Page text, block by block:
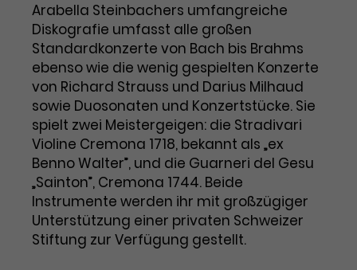
Name _gid
Anbieter Google Analytics
Laufzeit 1 Tag
Zweck
Dieses Cookie wird von Google
Analytics installiert. Das Cookie
wird verwendet, um Informationen
darüber zu speichern, wie
Besucher*innen eine Website
nutzen, und hilft bei der Erstellung
eines Analyseberichts über die
Zweck
speichern. Dieses Cookie hilft dabei
nachzuvollziehen, ob Nutzer über
Google-Anzeigen auf unsere
Website gelangt sind.
Name _gcl_aw
Anbieter Google Ads
Laufzeit 3 Monate
Dieses Cookie speichert
Arabella Steinbachers umfangreiche
Diskografie umfasst alle großen
Standardkonzerte von Bach bis Brahms
ebenso wie die wenig gespielten Konzerte
von Richard Strauss und Darius Milhaud
sowie Duosonaten und Konzertstücke. Sie
spielt zwei Meistergeigen: die Stradivari
Violine Cremona 1718, bekannt als „ex
Benno Walter”, und die Guarneri del Gesu
„Sainton”, Cremona 1744. Beide
Instrumente werden ihr mit großzügiger
Unterstützung einer privaten Schweizer
Stiftung zur Verfügung gestellt.